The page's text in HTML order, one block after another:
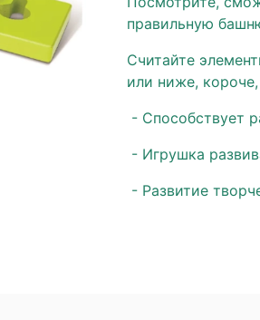
правильную
Считайте
или ниже,
- Способствует
- Игрушка
- Развитие